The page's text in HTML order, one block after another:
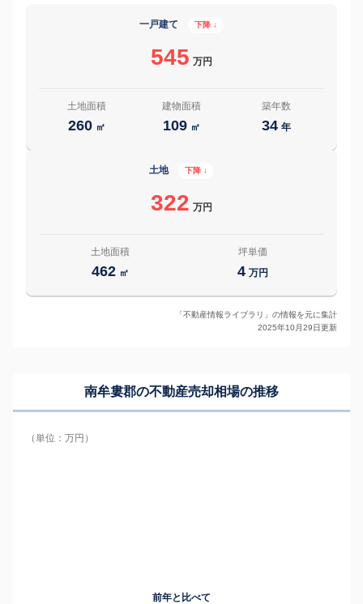
一戸建て 下降 ↓
545 万円
土地面積
260 ㎡
建物面積
109 ㎡
築年数
34 年
土地 下降 ↓
322 万円
土地面積
462 ㎡
坪単価
4 万円
「不動産情報ライブラリ」の情報を元に集計
2025年10月29日更新
南牟婁郡の不動産売却相場の推移
（単位：万円）
前年と比べて